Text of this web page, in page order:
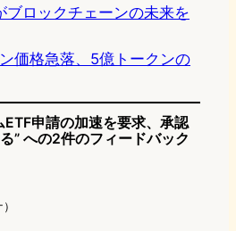
ロックチェーンの未来を
価格急落、5億トークンの
ETF申請の加速を要求、承認
” への2件のフィードバック